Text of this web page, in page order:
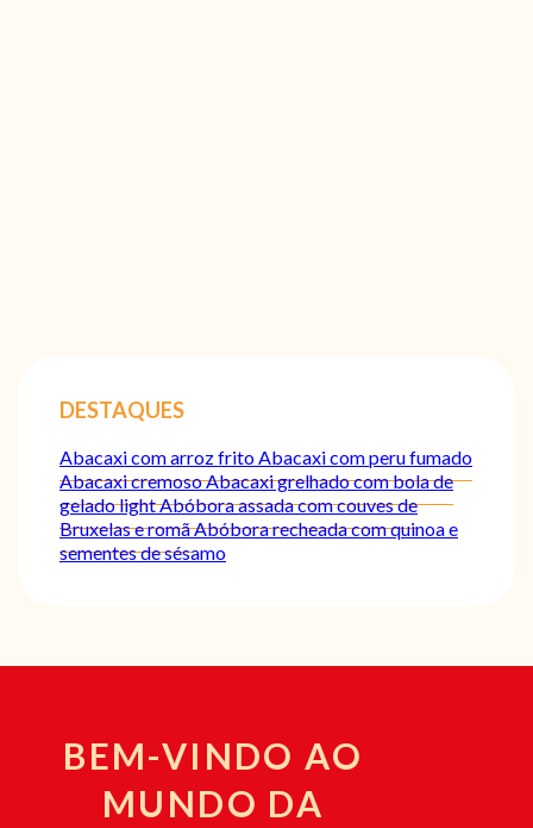
DESTAQUES
Abacaxi com arroz fritoAbacaxi com peru fumado
Abacaxi cremosoAbacaxi grelhado com bola de
gelado lightAbóbora assada com couves de
Bruxelas e romãAbóbora recheada com quinoa e
sementes de sésamo
BEM-VINDO AO
MUNDO DA